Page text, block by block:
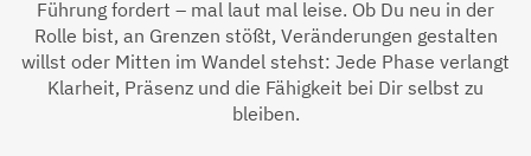
Führung fordert – mal laut mal leise. Ob Du neu in der
Rolle bist, an Grenzen stößt, Veränderungen gestalten
willst oder Mitten im Wandel stehst: Jede Phase verlangt
Klarheit, Präsenz und die Fähigkeit bei Dir selbst zu
bleiben.